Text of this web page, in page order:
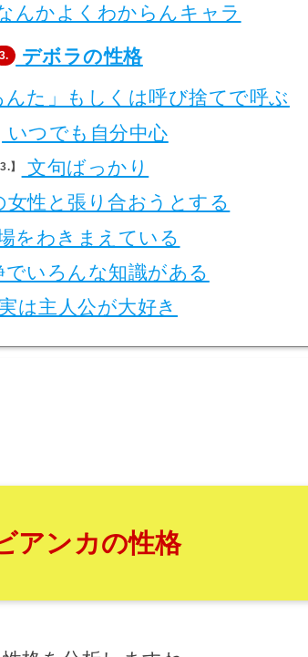
んかよくわからんキャラ
3. デボラの性格
んた」もしくは呼び捨てで呼ぶ
いつでも自分中心
文句ばっかり
女性と張り合おうとする
をわきまえている
でいろんな知識がある
は主人公が大好き
アンカの性格